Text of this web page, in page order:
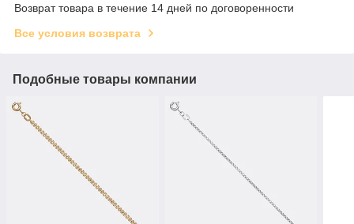
Возврат товара в течение 14 дней по договоренности
Все условия возврата
Подобные товары компании